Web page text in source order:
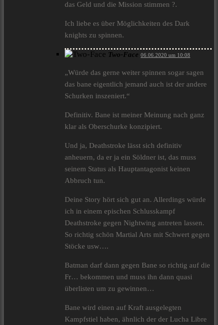
das Geld und die Mission stimmen ?.
Ich liebe es über Möglichkeiten des Dark
knights zu spinnen.
Two-Face 06.06.2020 um 10:08
„Würde das gerne weiter spinnen sogar sagen
das bane eigentlich jemand auch ist der andere
Schurken inszeniert.“
Definitiv. Bane ist meiner Meinung nach ganz
klar als Oberschurke konzipiert.
Und ja, Deathstroke lässt sich definitiv
anheuern, da er ja ein Söldner ist, das muss
seinem Status als Hauptantagonist keinen
Abbruch tun.
Deine Story hört sich gut an. Allerdings würde
ich in einem epischen Schlusskampf
Deathstroke gegen Nightwing antreten lassen.
So richtig schön Martial Arts mit Schwert gegen
Stöcke usw….
Batman darf dann gegen Bane so richtig auf die
Fr… bekommen und muss ihn dann quasi
überlisten um zu gewinnen…
Bane wird einen auf Kraft ausgelegten
Kampfstiel haben, ähnlich der der Lucha Libre